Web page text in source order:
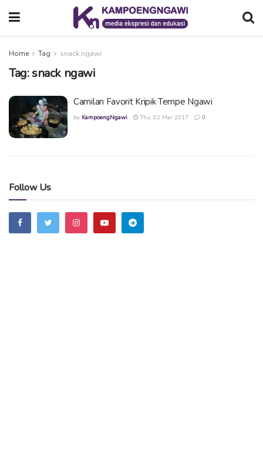
Home Tag snack ngawi
Tag:snack ngawi
Camilan Favorit Kripik Tempe Ngawi
by KampoengNgawi Thu, 02 Mar 2017 0
Follow Us